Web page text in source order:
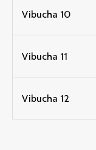
Vibucha 10
Vibucha 11
Vibucha 12